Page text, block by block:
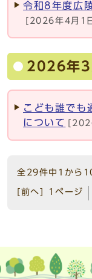
令和8年度広
[2026年4月1
2026年3
こども誰でも
について
全29件中1から
[前へ] 1ページ